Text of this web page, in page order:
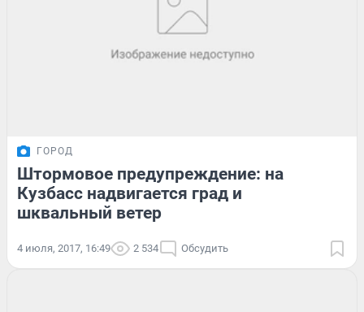
ГОРОД
Штормовое предупреждение: на
Кузбасс надвигается град и
шквальный ветер
4 июля, 2017, 16:49 2 534 Обсудить